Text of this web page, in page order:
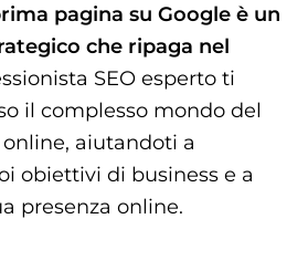
pagina su Google è un
che ripaga nel
SEO esperto ti
il complesso mondo del
aiutandoti a
obiettivi di business e a
presenza online.